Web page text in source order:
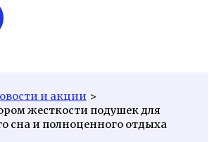
и акции
жесткости подушек для
сна и полноценного отдыха